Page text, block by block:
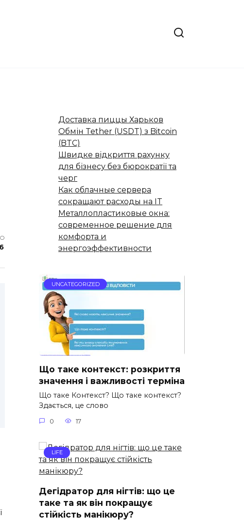
Доставка пиццы Харьков
Обмін Tether (USDT) з Bitcoin
(BTC)
Швидке відкриття рахунку
для бізнесу без бюрократії та
черг
Как облачные сервера
сокращают расходы на IT
Металлопластиковые окна:
современное решение для
комфорта и
энергоэффективности
UNCATEGORIZED
Що таке контекст: розкриття
значення і важливості терміна
Що таке Контекст? Що таке контекст?
Здається, це слово
0 17
LIFE
Дегідратор для нігтів: що це
таке та як він покращує
стійкість манікюру?